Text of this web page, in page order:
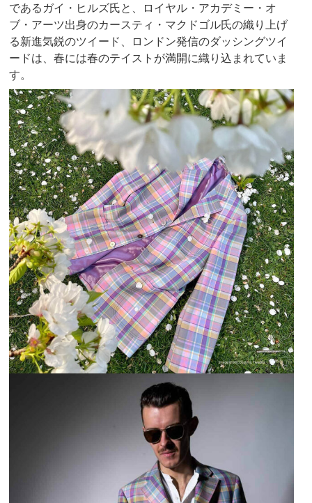
であるガイ・ヒルズ氏と、ロイヤル・アカデミー・オ
ブ・アーツ出身のカースティ・マクドゴル氏の織り上げ
る新進気鋭のツイード、ロンドン発信のダッシングツイ
ードは、春には春のテイストが満開に織り込まれていま
す。